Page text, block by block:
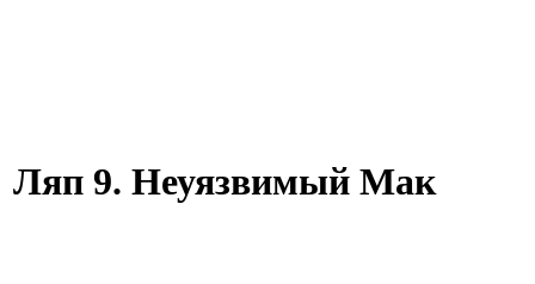
Ляп 9. Неуязвимый Мак